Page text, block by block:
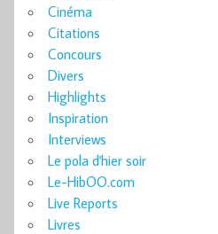
Cinéma
Citations
Concours
Divers
Highlights
Inspiration
Interviews
Le pola d'hier soir
Le-HibOO.com
Live Reports
Livres